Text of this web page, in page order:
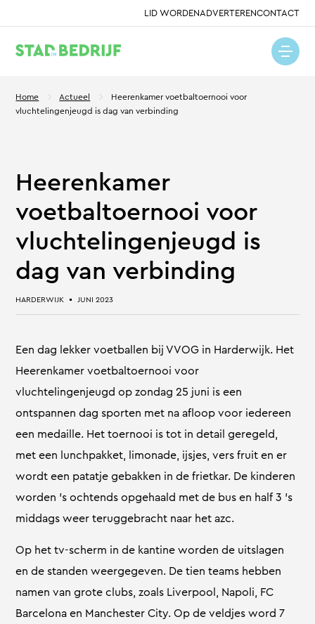
LID WORDENADVERTERENCONTACT
Home Actueel
Heerenkamer voetbaltoernooi voor
vluchtelingenjeugd is dag van verbinding
Heerenkamer
voetbaltoernooi voor
vluchtelingenjeugd is
dag van verbinding
HARDERWIJK JUNI 2023
Een dag lekker voetballen bij VVOG in Harderwijk. Het
Heerenkamer voetbaltoernooi voor
vluchtelingenjeugd op zondag 25 juni is een
ontspannen dag sporten met na afloop voor iedereen
een medaille. Het toernooi is tot in detail geregeld,
met een lunchpakket, limonade, ijsjes, vers fruit en er
wordt een patatje gebakken in de frietkar. De kinderen
worden ’s ochtends opgehaald met de bus en half 3 ’s
middags weer teruggebracht naar het azc.
Op het tv-scherm in de kantine worden de uitslagen
en de standen weergegeven. De tien teams hebben
namen van grote clubs, zoals Liverpool, Napoli, FC
Barcelona en Manchester City. Op de veldjes word 7